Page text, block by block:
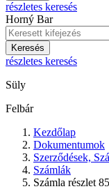
részletes keresés
Horný Bar
Keresés
részletes keresés
Süly
Felbár
Kezdőlap
Dokumentumok
Szerződések,
Számlák
Számla részlet